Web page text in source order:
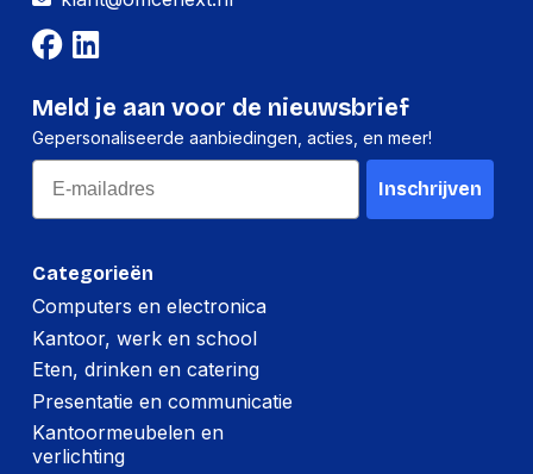
Hoeveelheid:
Hoogte:
Lengte:
126 millimeter
Categorieën
Computers en electronica
Kantoor, werk en school
Eten, drinken en catering
Presentatie en communicatie
Kantoormeubelen en
verlichting
Meld je aan voor de nieuwsbrief
Gepersonaliseerde aanbiedingen, acties, en meer!
Email
Inschrijven